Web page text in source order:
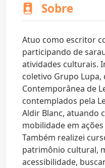
Sobre
Atuo como escritor
participando de
atividades culturais.
coletivo Grupo Lupa,
Contemporânea de
contemplados pela
Aldir Blanc, atuando
mobilidade em
Também realizei
patrimônio cultural,
acessibilidade,